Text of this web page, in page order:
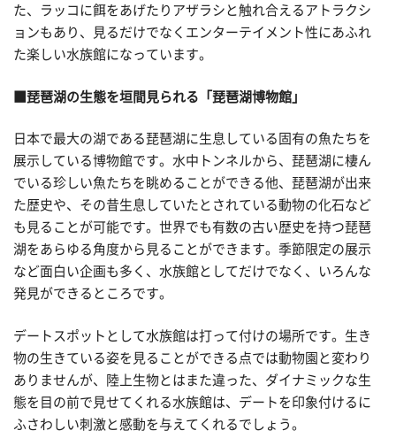
た、ラッコに餌をあげたりアザラシと触れ合えるアトラクシ
ョンもあり、見るだけでなくエンターテイメント性にあふれ
た楽しい水族館になっています。
■琵琶湖の生態を垣間見られる「琵琶湖博物館」
日本で最大の湖である琵琶湖に生息している固有の魚たちを
展示している博物館です。水中トンネルから、琵琶湖に棲ん
でいる珍しい魚たちを眺めることができる他、琵琶湖が出来
た歴史や、その昔生息していたとされている動物の化石など
も見ることが可能です。世界でも有数の古い歴史を持つ琵琶
湖をあらゆる角度から見ることができます。季節限定の展示
など面白い企画も多く、水族館としてだけでなく、いろんな
発見ができるところです。
デートスポットとして水族館は打って付けの場所です。生き
物の生きている姿を見ることができる点では動物園と変わり
ありませんが、陸上生物とはまた違った、ダイナミックな生
態を目の前で見せてくれる水族館は、デートを印象付けるに
ふさわしい刺激と感動を与えてくれるでしょう。